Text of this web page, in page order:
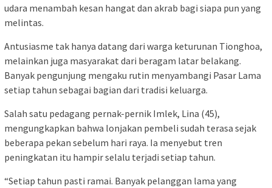
udara menambah kesan hangat dan akrab bagi siapa pun yang
melintas.
Antusiasme tak hanya datang dari warga keturunan Tionghoa,
melainkan juga masyarakat dari beragam latar belakang.
Banyak pengunjung mengaku rutin menyambangi Pasar Lama
setiap tahun sebagai bagian dari tradisi keluarga.
Salah satu pedagang pernak-pernik Imlek, Lina (45),
mengungkapkan bahwa lonjakan pembeli sudah terasa sejak
beberapa pekan sebelum hari raya. Ia menyebut tren
peningkatan itu hampir selalu terjadi setiap tahun.
“Setiap tahun pasti ramai. Banyak pelanggan lama yang